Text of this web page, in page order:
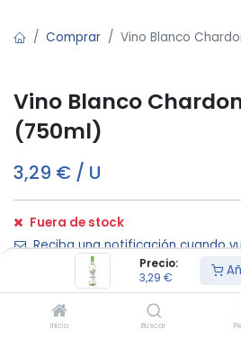
Precio:
3,29 €
Inicio Buscar
Comprar Vino Blanco
Vino Blanco
(750ml)
3,29 € / U
Fuera de stock
Reciba una notificación cuando
Términos y condiciones: